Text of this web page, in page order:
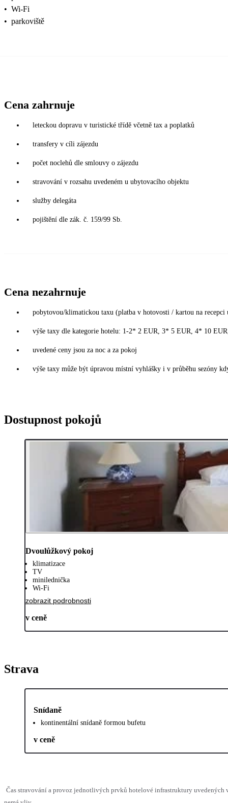
• Wi-Fi
• parkoviště
Cena zahrnuje
leteckou dopravu v turistické třídě včetně tax a poplatků
transfery v cíli zájezdu
počet noclehů dle smlouvy o zájezdu
stravování v rozsahu uvedeném u ubytovacího objektu
služby delegáta
pojištění dle zák. č. 159/99 Sb.
Cena nezahrnuje
pobytovou/klimatickou taxu (platba v hotovosti / kartou na
výše taxy dle kategorie hotelu: 1-2* 2 EUR, 3* 5 EUR, 4* 10
uvedené ceny jsou za noc a za pokoj
výše taxy může být úpravou místní vyhlášky i v průběhu sezóny
Dostupnost pokojů
Dvoulůžkový pokoj
klimatizace
TV
minilednička
Wi-Fi
zobrazit podrobnosti
v ceně
Strava
Snídaně
kontinentální snídaně formou bufetu
v ceně
Čas stravování a provoz jednotlivých prvků hotelové infrastruktury uvedených